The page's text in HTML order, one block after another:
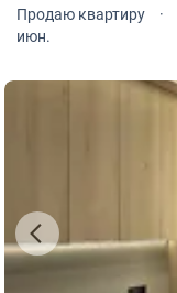
Продаю квартиру ·
июн.